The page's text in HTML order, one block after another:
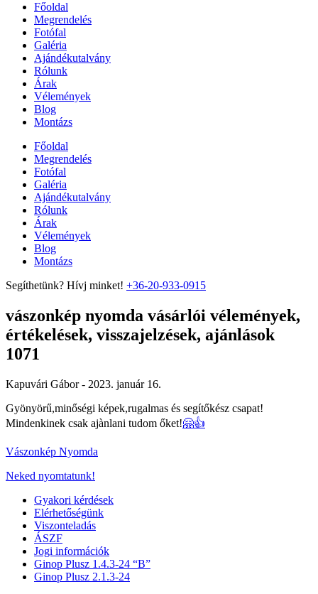
Főoldal
Megrendelés
Fotófal
Galéria
Ajándékutalvány
Rólunk
Árak
Vélemények
Blog
Montázs
Főoldal
Megrendelés
Fotófal
Galéria
Ajándékutalvány
Rólunk
Árak
Vélemények
Blog
Montázs
Segíthetünk? Hívj minket! +36-20-933-0915
vászonkép nyomda vásárlói vélemények,
értékelések, visszajelzések, ajánlások
1071
Kapuvári Gábor - 2023. január 16.
Gyönyörű,minőségi képek,rugalmas és segítőkész csapat!
Mindenkinek csak ajànlani tudom őket!🤗👍
Vászonkép Nyomda
Neked nyomtatunk!
Gyakori kérdések
Elérhetőségünk
Viszonteladás
ÁSZF
Jogi információk
Ginop Plusz 1.4.3-24 “B”
Ginop Plusz 2.1.3-24